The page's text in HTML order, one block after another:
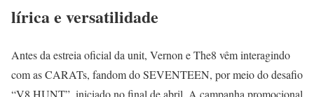
lírica e versatilidade
Antes da estreia oficial da unit, Vernon e The8 vêm interagindo
com as CARATs, fandom do SEVENTEEN, por meio do desafio
“V8 HUNT”, iniciado no final de abril. A campanha promocional